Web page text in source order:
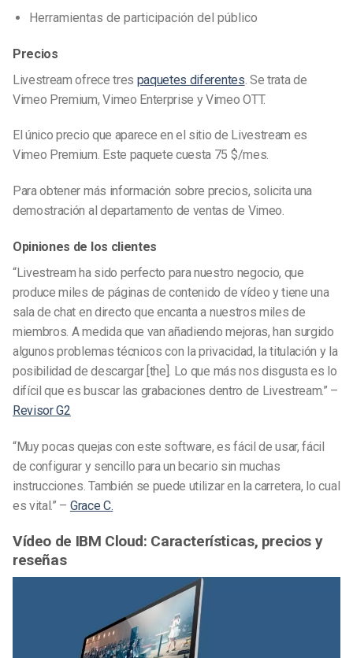
Herramientas de participación del público
Precios
Livestream ofrece tres paquetes diferentes . Se trata de
Vimeo Premium, Vimeo Enterprise y Vimeo OTT.
El único precio que aparece en el sitio de Livestream es
Vimeo Premium. Este paquete cuesta 75 $/mes.
Para obtener más información sobre precios, solicita una
demostración al departamento de ventas de Vimeo.
Opiniones de los clientes
“Livestream ha sido perfecto para nuestro negocio, que
produce miles de páginas de contenido de vídeo y tiene una
sala de chat en directo que encanta a nuestros miles de
miembros. A medida que van añadiendo mejoras, han surgido
algunos problemas técnicos con la privacidad, la titulación y la
posibilidad de descargar [the]. Lo que más nos disgusta es lo
difícil que es buscar las grabaciones dentro de Livestream.” –
Revisor G2
“Muy pocas quejas con este software, es fácil de usar, fácil
de configurar y sencillo para un becario sin muchas
instrucciones. También se puede utilizar en la carretera, lo cual
es vital.” – Grace C.
Vídeo de IBM Cloud: Características, precios y
reseñas